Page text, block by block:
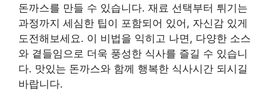
돈까스를 만들 수 있습니다. 재료 선택부터 튀기는
과정까지 세심한 팁이 포함되어 있어, 자신감 있게
도전해보세요. 이 비법을 익히고 나면, 다양한 소스
와 곁들임으로 더욱 풍성한 식사를 즐길 수 있습니
다. 맛있는 돈까스와 함께 행복한 식사시간 되시길
바랍니다.